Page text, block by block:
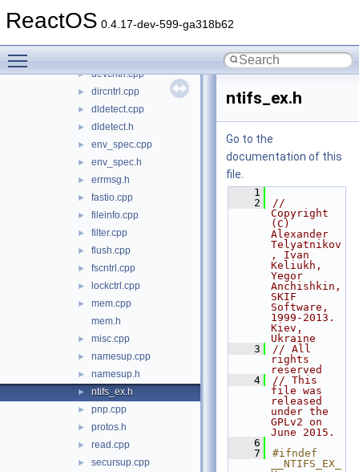
ReactOS 0.4.17-dev-599-ga318b62
► cleanup.cpp
► devcntrl.cpp
► dircntrl.cpp
► dldetect.cpp
► dldetect.h
► env_spec.cpp
► env_spec.h
► errmsg.h
► fastio.cpp
► fileinfo.cpp
► filter.cpp
► flush.cpp
► fscntrl.cpp
► lockctrl.cpp
►
mem.cpp
mem.h
► misc.cpp
► namesup.cpp
► namesup.h
► ntifs_ex.h
► pnp.cpp
► protos.h
► read.cpp
► secursup.cpp
ntifs_ex.h
Go to the
documentation of this
file.
    1
    2
//
Copyright
(C)
Alexander
Telyatnikov
, Ivan
Keliukh,
Yegor
Anchishkin,
SKIF
Software,
1999-2013.
Kiev,
Ukraine
    3
// All
rights
reserved
    4
// This
file was
released
under the
GPLv2 on
June 2015.
    6
    7
#ifndef
__NTIFS_EX_